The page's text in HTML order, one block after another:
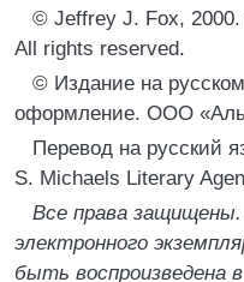
© Jeffrey J. Fox,
All rights reserved.
© Издание на
оформление. ООО
Перевод на русский
S. Michaels Literary
Все права
электронного
быть воспроизведена